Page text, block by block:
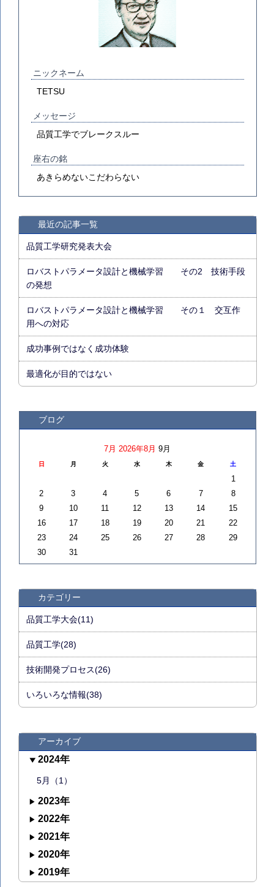
ニックネーム
TETSU
メッセージ
品質工学でブレークスルー
座右の銘
あきらめないこだわらない
最近の記事一覧
品質工学研究発表大会
ロバストパラメータ設計と機械学習 その2 技術手段
の発想
ロバストパラメータ設計と機械学習 その１ 交互作
用への対応
成功事例ではなく成功体験
最適化が目的ではない
ブログ
7月 2026年8月 9月
日 月 火 水 木 金 土
1
2
3 4 5 6 7
8
9
10 11 12 13 14
15
16
17 18 19 20 21
22
23
24 25 26 27 28
29
30
31
カテゴリー
品質工学大会(11)
品質工学(28)
技術開発プロセス(26)
いろいろな情報(38)
アーカイブ
2024年
5月（1）
2023年
2022年
2021年
2020年
2019年